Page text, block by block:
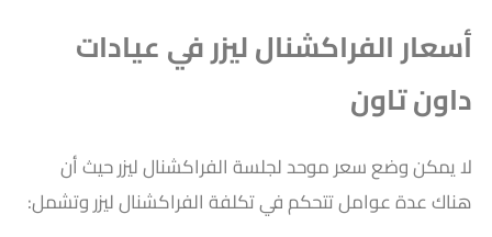
أسعار الفراكشنال ليزر في عيادات
داون تاون
لا يمكن وضع سعر موحد لجلسة الفراكشنال ليزر حيث أن
هناك عدة عوامل تتحكم في تكلفة الفراكشنال ليزر وتشمل: